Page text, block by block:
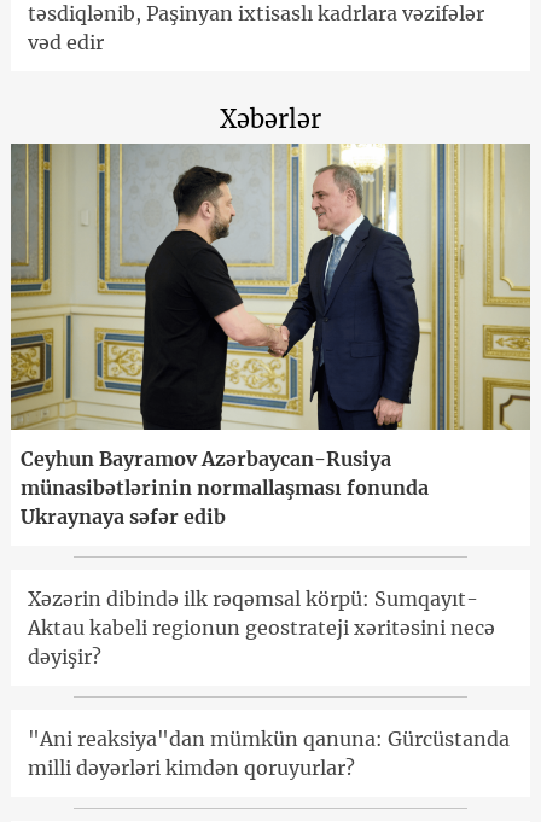
təsdiqlənib, Paşinyan ixtisaslı kadrlara vəzifələr
vəd edir
Xəbərlər
Ceyhun Bayramov Azərbaycan-Rusiya
münasibətlərinin normallaşması fonunda
Ukraynaya səfər edib
Xəzərin dibində ilk rəqəmsal körpü: Sumqayıt-
Aktau kabeli regionun geostrateji xəritəsini necə
dəyişir?
"Ani reaksiya"dan mümkün qanuna: Gürcüstanda
milli dəyərləri kimdən qoruyurlar?